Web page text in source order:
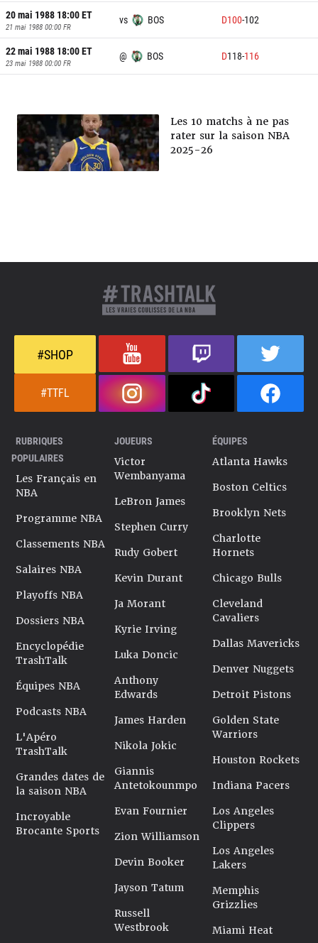
20 mai 1988 18:00ET
21 mai 1988 00:00 FR
vs BOS D100-102
22 mai 1988 18:00ET
23 mai 1988 00:00 FR
@ BOS D118-116
Les 10 matchs à ne pas
rater sur la saison NBA
2025-26
#SHOP
#TTFL
RUBRIQUES
POPULAIRES
Les Français en
NBA
Programme NBA
Classements NBA
Salaires NBA
Playoffs NBA
Dossiers NBA
Encyclopédie
TrashTalk
Équipes NBA
Podcasts NBA
L'Apéro
TrashTalk
Grandes dates de
la saison NBA
Incroyable
Brocante Sports
JOUEURS
Victor
Wembanyama
LeBron James
Stephen Curry
Rudy Gobert
Kevin Durant
Ja Morant
Kyrie Irving
Luka Doncic
Anthony
Edwards
James Harden
Nikola Jokic
Giannis
Antetokounmpo
Evan Fournier
Zion Williamson
Devin Booker
Jayson Tatum
Russell
Westbrook
ÉQUIPES
Atlanta Hawks
Boston Celtics
Brooklyn Nets
Charlotte
Hornets
Chicago Bulls
Cleveland
Cavaliers
Dallas Mavericks
Denver Nuggets
Detroit Pistons
Golden State
Warriors
Houston Rockets
Indiana Pacers
Los Angeles
Clippers
Los Angeles
Lakers
Memphis
Grizzlies
Miami Heat